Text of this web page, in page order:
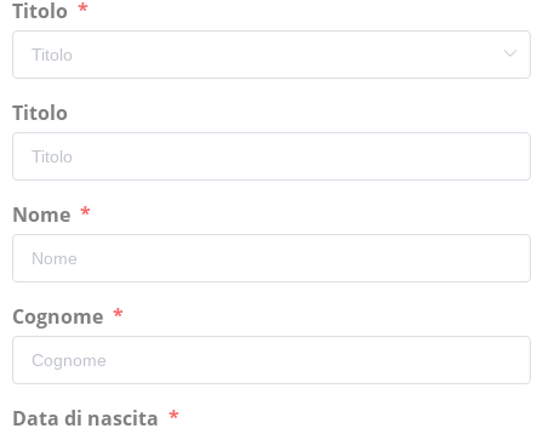
Titolo
Titolo
Nome
Cognome
Data di nascita